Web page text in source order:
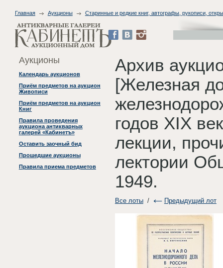
Главная Аукционы Старинные и редкие книг, автографы, рукописи,
Аукционы
Календарь аукционов
Приём предметов на аукцион
Живописи
Приём предметов на аукцион
Книг
Правила проведения
аукциона антикварных
галерей «Кабинетъ»
Оставить заочный бид
Прошедшие аукционы
Правила приема предметов
Архив
[Железная
годов XIX
лекции,
лектории
1949.
Все лоты/ Предыдущий лот